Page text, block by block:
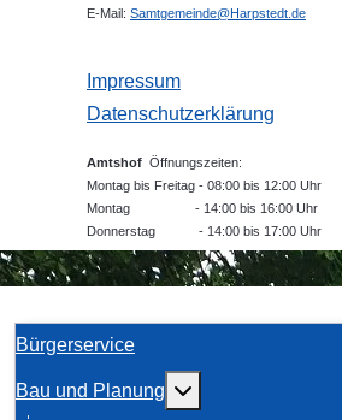
E-Mail: Samtgemeinde@Harpstedt.de
Impressum
Datenschutzerklärung
Amtshof Öffnungszeiten:
Montag bis Freitag - 08:00 bis 12:00 Uhr
Montag - 14:00 bis 16:00 Uhr
Donnerstag - 14:00 bis 17:00 Uhr
Bürgerservice
Bau und Planung Weitere